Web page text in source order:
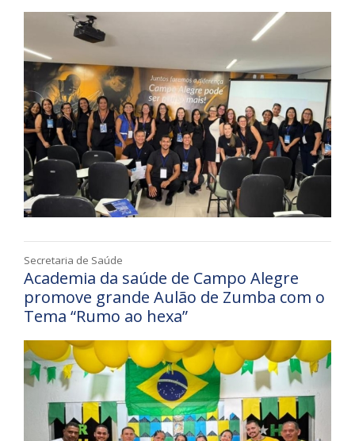
Secretaria de Saúde
Academia da saúde de Campo Alegre
promove grande Aulão de Zumba com o
Tema “Rumo ao hexa”